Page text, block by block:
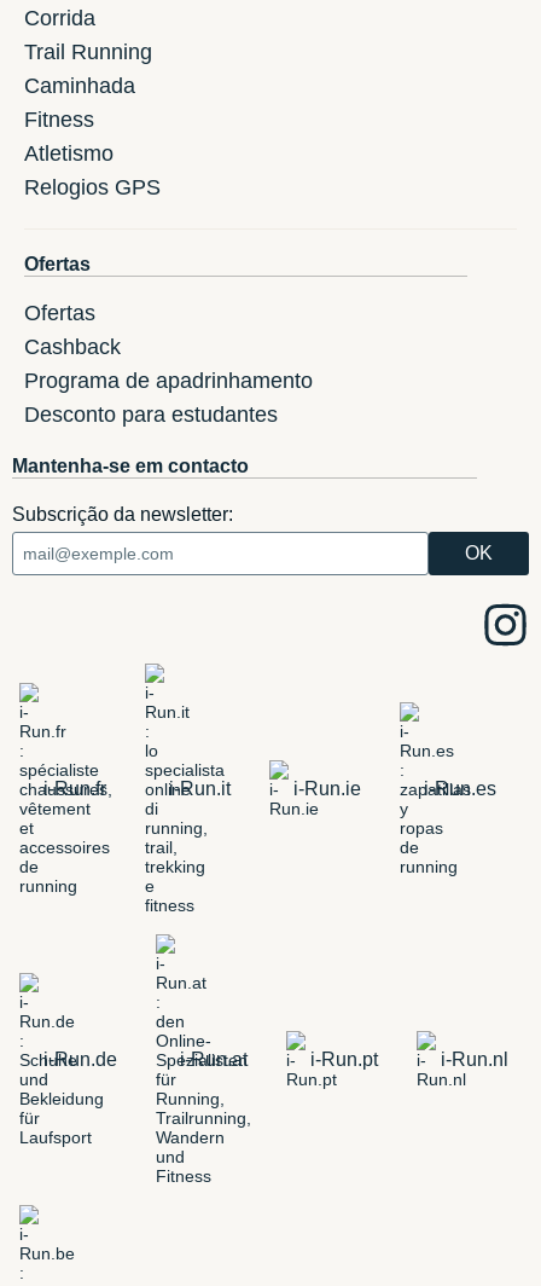
Corrida
Trail Running
Caminhada
Fitness
Atletismo
Relogios GPS
Ofertas
Ofertas
Cashback
Programa de apadrinhamento
Desconto para estudantes
Mantenha-se em contacto
Subscrição da newsletter:
i-Run.fr i-Run.it i-Run.ie i-Run.es
i-Run.de i-Run.at i-Run.pt i-Run.nl